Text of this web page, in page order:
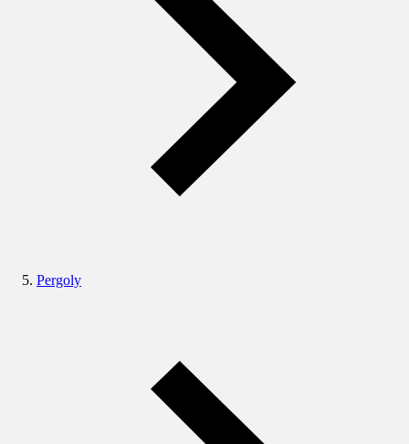
Pergoly